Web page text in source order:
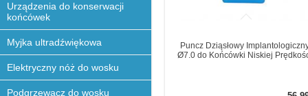
Urządzenia do konserwacji
końcówek
Myjka ultradźwiękowa
Elektryczny nóż do wosku
Podgrzewacz do wosku
Puncz Dziąsłowy
Ø7.0 do Końcówki Niskiej